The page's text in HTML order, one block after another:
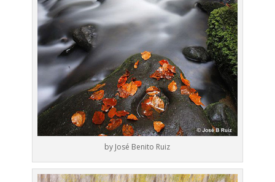
by José Benito Ruiz